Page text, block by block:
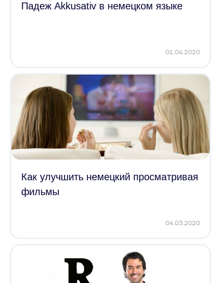
Падеж Akkusativ в немецком языке
01.04.2020
Как улучшить немецкий просматривая
фильмы
04.03.2020